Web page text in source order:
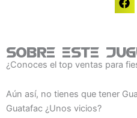
Sobre este
¿Conoces el top ventas para
Aún así, no tienes que tener
Guatafac ¿Unos vicios?